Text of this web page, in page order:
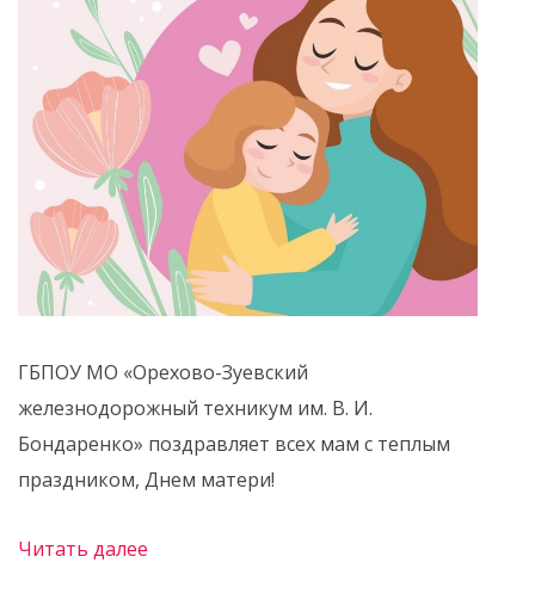
ГБПОУ МО «Орехово-Зуевский
железнодорожный техникум им. В. И.
Бондаренко» поздравляет всех мам с теплым
праздником, Днем матери!
Читать далее